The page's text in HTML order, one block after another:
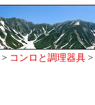
> コンロと調理器具 >